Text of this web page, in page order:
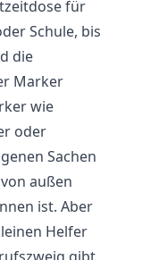
für
Schule, bis
die
Marker
wie
oder
Sachen
außen
ist. Aber
Helfer